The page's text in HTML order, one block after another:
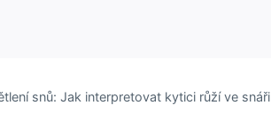
snů: Jak interpretovat kytici růží ve snáři